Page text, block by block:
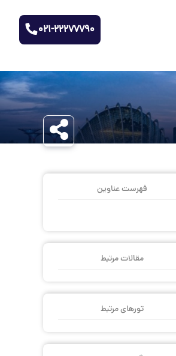
021-22277790
فهرست عناوین
مقالات مرتبط
تورهای مرتبط